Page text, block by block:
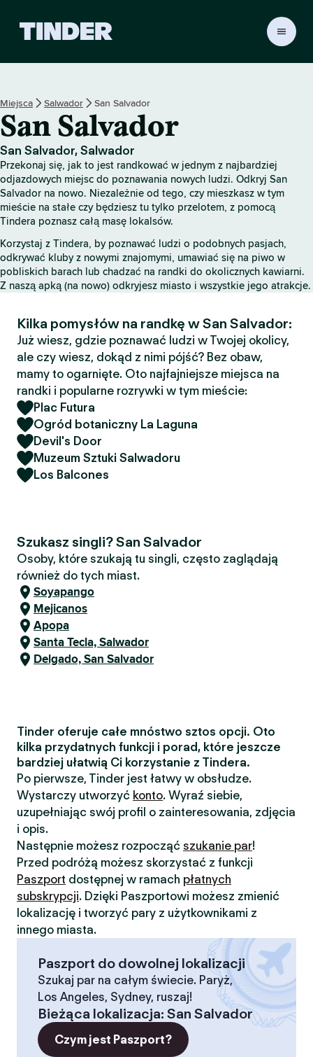
r
S
t
r
o
n
a
g
ł
w
n
a
Miejsca Salwador San Salvador
San Salvador
San Salvador, Salwador
Przekonaj się, jak to jest randkować w jednym z najbardziej
odjazdowych miejsc do poznawania nowych ludzi. Odkryj San
Salvador na nowo. Niezależnie od tego, czy mieszkasz w tym
mieście na stałe czy będziesz tu tylko przelotem, z pomocą
Tindera poznasz całą masę lokalsów.
Korzystaj z Tindera, by poznawać ludzi o podobnych pasjach,
odkrywać kluby z nowymi znajomymi, umawiać się na piwo w
pobliskich barach lub chadzać na randki do okolicznych kawiarni.
Z naszą apką (na nowo) odkryjesz miasto i wszystkie jego atrakcje.
Kilka pomysłów na randkę w San Salvador:
Już wiesz, gdzie poznawać ludzi w Twojej okolicy,
ale czy wiesz, dokąd z nimi pójść? Bez obaw,
mamy to ogarnięte. Oto najfajniejsze miejsca na
randki i popularne rozrywki w tym mieście:
Plac Futura
Ogród botaniczny La Laguna
Devil's Door
Muzeum Sztuki Salwadoru
Los Balcones
Szukasz singli? San Salvador
Osoby, które szukają tu singli, często zaglądają
również do tych miast.
Soyapango
Mejicanos
Apopa
Santa Tecla, Salwador
Delgado, San Salvador
Tinder oferuje całe mnóstwo sztos opcji. Oto
kilka przydatnych funkcji i porad, które jeszcze
bardziej ułatwią Ci korzystanie z Tindera.
Po pierwsze, Tinder jest łatwy w obsłudze.
Wystarczy utworzyć konto. Wyraź siebie,
uzupełniając swój profil o zainteresowania, zdjęcia
i opis.
Następnie możesz rozpocząć szukanie par!
Przed podróżą możesz skorzystać z funkcji
Paszport dostępnej w ramach płatnych
subskrypcji. Dzięki Paszportowi możesz zmienić
lokalizację i tworzyć pary z użytkownikami z
innego miasta.
Paszport do dowolnej lokalizacji
Szukaj par na całym świecie. Paryż,
Los Angeles, Sydney, ruszaj!
Bieżąca lokalizacja: San Salvador
Czym jest Paszport?